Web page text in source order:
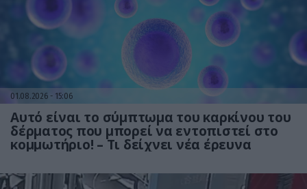
01.08.2026 15:06
Αυτό είναι το σύμπτωμα του καρκίνου του
δέρματος που μπορεί να εντοπιστεί στο
κομμωτήριο! – Τι δείχνει νέα έρευνα